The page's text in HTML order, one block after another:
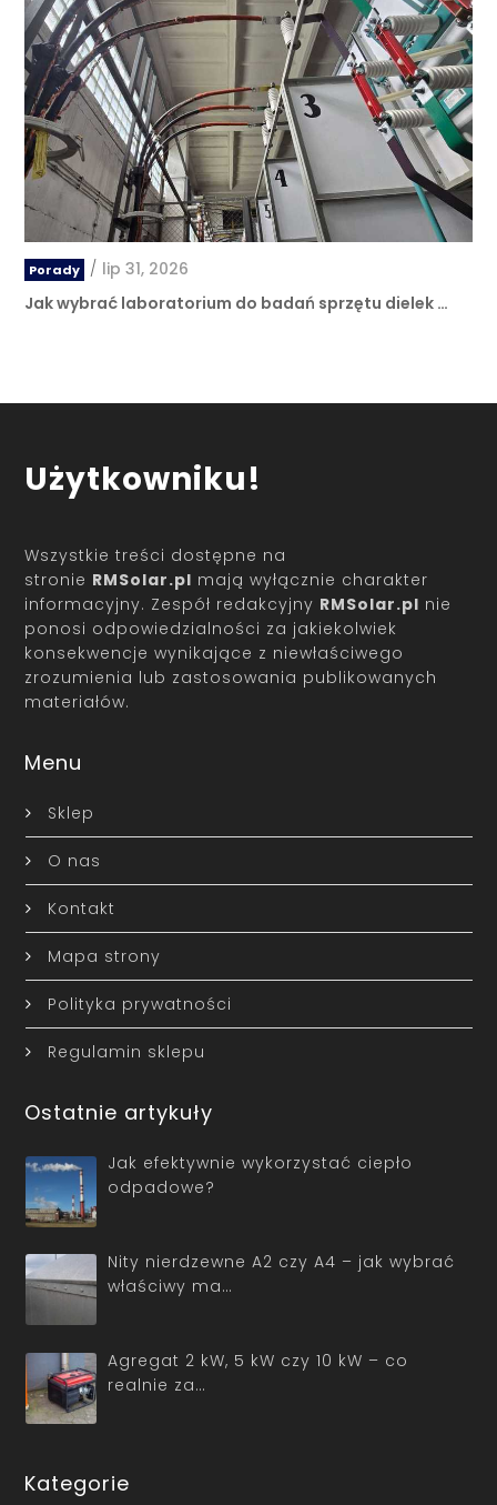
Porady / lip 31, 2026
Jak wybrać laboratorium do badań sprzętu dielek …
Użytkowniku!
Wszystkie treści dostępne na
stronie RMSolar.pl mają wyłącznie charakter
informacyjny. Zespół redakcyjny RMSolar.pl nie
ponosi odpowiedzialności za jakiekolwiek
konsekwencje wynikające z niewłaściwego
zrozumienia lub zastosowania publikowanych
materiałów.
Menu
Sklep
O nas
Kontakt
Mapa strony
Polityka prywatności
Regulamin sklepu
Ostatnie artykuły
Jak efektywnie wykorzystać ciepło
odpadowe?
Nity nierdzewne A2 czy A4 – jak wybrać
właściwy ma…
Agregat 2 kW, 5 kW czy 10 kW – co
realnie za…
Kategorie